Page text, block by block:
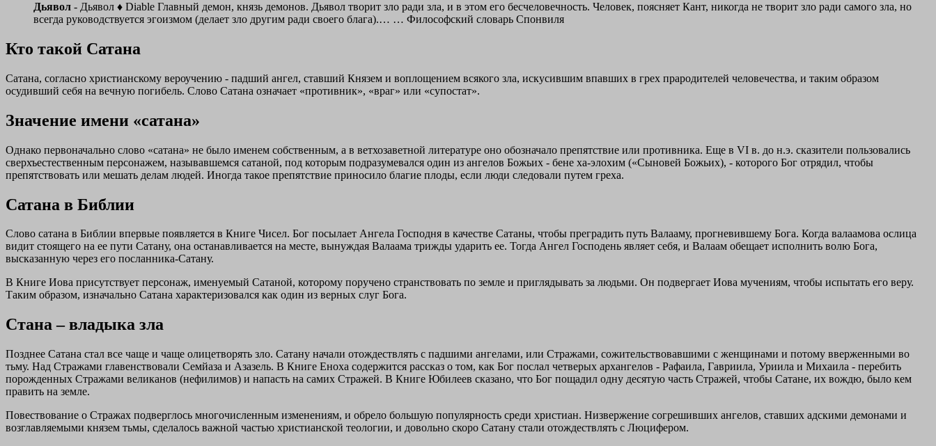
Дьявол - Дьявол ♦ Diable Главный демон, князь демонов. Дьявол творит зло ради зла, и в этом его бесчеловечность. Человек, поясняет Кант, никогда не творит зло ради самого зла, но
всегда руководствуется эгоизмом (делает зло другим ради своего блага).… … Философский словарь Спонвиля
Кто такой Сатана
Сатана, согласно христианскому вероучению - падший ангел, ставший Князем и воплощением всякого зла, искусившим впавших в грех прародителей человечества, и таким образом
осудивший себя на вечную погибель. Слово Сатана означает «противник», «враг» или «супостат».
Значение имени «сатана»
Однако первоначально слово «сатана» не было именем собственным, а в ветхозаветной литературе оно обозначало препятствие или противника. Еще в VI в. до н.э. сказители пользовались
сверхъестественным персонажем, называвшемся сатаной, под которым подразумевался один из ангелов Божьих - бене ха-элохим («Сыновей Божьих), - которого Бог отрядил, чтобы
препятствовать или мешать делам людей. Иногда такое препятствие приносило благие плоды, если люди следовали путем греха.
Сатана в Библии
Слово сатана в Библии впервые появляется в Книге Чисел. Бог посылает Ангела Господня в качестве Сатаны, чтобы преградить путь Валааму, прогневившему Бога. Когда валаамова ослица
видит стоящего на ее пути Сатану, она останавливается на месте, вынуждая Валаама трижды ударить ее. Тогда Ангел Господень являет себя, и Валаам обещает исполнить волю Бога,
высказанную через его посланника-Сатану.
В Книге Иова присутствует персонаж, именуемый Сатаной, которому поручено странствовать по земле и приглядывать за людьми. Он подвергает Иова мучениям, чтобы испытать его веру.
Таким образом, изначально Сатана характеризовался как один из верных слуг Бога.
Стана – владыка зла
Позднее Сатана стал все чаще и чаще олицетворять зло. Сатану начали отождествлять с падшими ангелами, или Стражами, сожительствовавшими с женщинами и потому вверженными во
тьму. Над Стражами главенствовали Семйаза и Азазель. В Книге Еноха содержится рассказ о том, как Бог послал четверых архангелов - Рафаила, Гавриила, Уриила и Михаила - перебить
порожденных Стражами великанов (нефилимов) и напасть на самих Стражей. В Книге Юбилеев сказано, что Бог пощадил одну десятую часть Стражей, чтобы Сатане, их вождю, было кем
править на земле.
Повествование о Стражах подверглось многочисленным изменениям, и обрело большую популярность среди христиан. Низвержение согрешивших ангелов, ставших адскими демонами и
возглавляемыми князем тьмы, сделалось важной частью христианской теологии, и довольно скоро Сатану стали отождествлять с Люцифером.